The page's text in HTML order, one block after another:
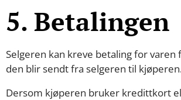
5. Betalingen
Selgeren kan kreve betaling for
den blir sendt fra selgeren til
Dersom kjøperen bruker kredittkort